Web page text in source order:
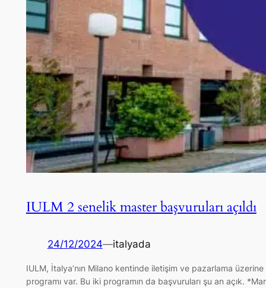
IULM 2 senelik master başvuruları açıldı
24/12/2024—italyada
IULM, İtalya’nın Milano kentinde iletişim ve pazarlama
programı var. Bu iki programın da başvuruları şu an açık.